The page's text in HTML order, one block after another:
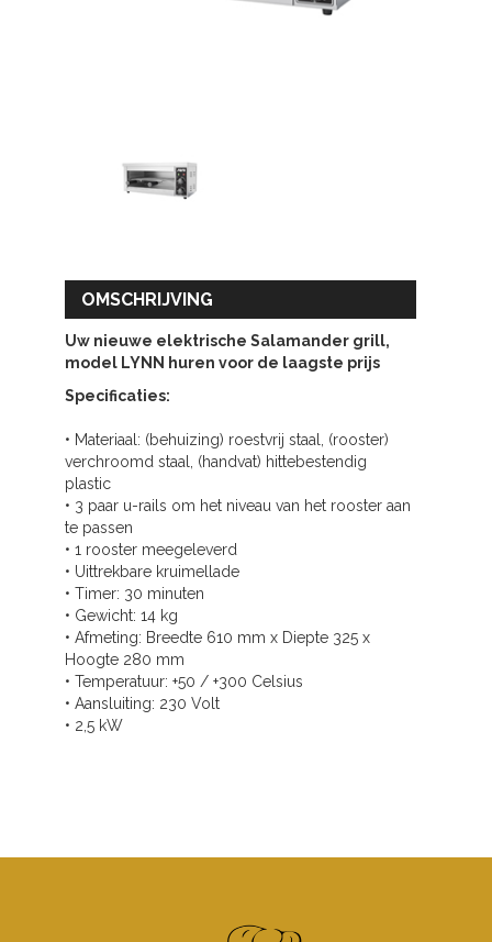
OMSCHRIJVING
Uw nieuwe elektrische Salamander grill,
model LYNN huren voor de laagste prijs
Specificaties:
• Materiaal: (behuizing) roestvrij staal, (rooster)
verchroomd staal, (handvat) hittebestendig
plastic
• 3 paar u-rails om het niveau van het rooster aan
te passen
• 1 rooster meegeleverd
• Uittrekbare kruimellade
• Timer: 30 minuten
• Gewicht: 14 kg
• Afmeting: Breedte 610 mm x Diepte 325 x
Hoogte 280 mm
• Temperatuur: +50 / +300 Celsius
• Aansluiting: 230 Volt
• 2,5 kW